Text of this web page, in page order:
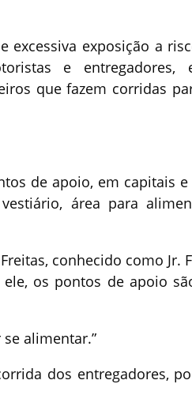
exposição a
e entregadores,
que fazem corridas
de apoio, em capitais
área para
conhecido como Jr.
os pontos de apoio
alimentar.”
dos entregadores,